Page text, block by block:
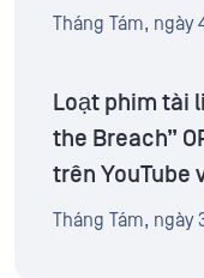
Tháng Tám, ngày
Loạt phim tài
the Breach”
trên YouTube
Tháng Tám, ngày